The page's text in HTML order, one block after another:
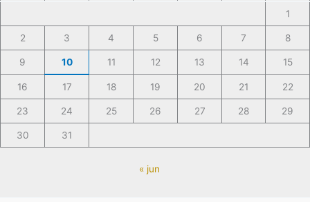
1
2 3 4 5 6 7 8
9 10 11 12 13 14 15
16 17 18 19 20 21 22
23 24 25 26 27 28 29
30 31
« jun